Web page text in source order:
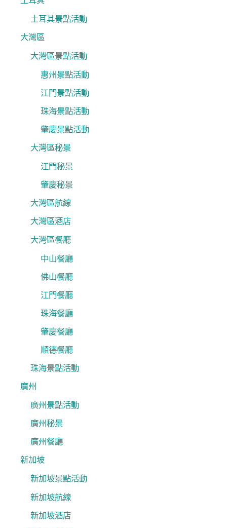
土耳其景點活動
大灣區
大灣區景點活動
惠州景點活動
江門景點活動
珠海景點活動
肇慶景點活動
大灣區秘景
江門秘景
肇慶秘景
大灣區航線
大灣區酒店
大灣區餐廳
中山餐廳
佛山餐廳
江門餐廳
珠海餐廳
肇慶餐廳
順德餐廳
珠海景點活動
廣州
廣州景點活動
廣州秘景
廣州餐廳
新加坡
新加坡景點活動
新加坡航線
新加坡酒店